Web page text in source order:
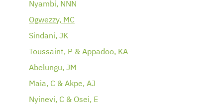
Nyambi, NNN
Ogwezzy, MC
Sindani, JK
Toussaint, P & Appadoo, KA
Abelungu, JM
Maia, C & Akpe, AJ
Nyinevi, C & Osei, E